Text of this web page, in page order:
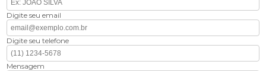
Digite seu email
Digite seu telefone
Mensagem